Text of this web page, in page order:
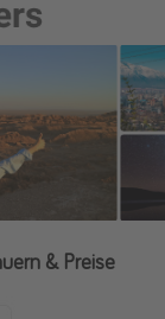
& Preise